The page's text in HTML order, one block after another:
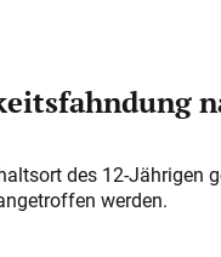
des 12-Jährigen
werden.